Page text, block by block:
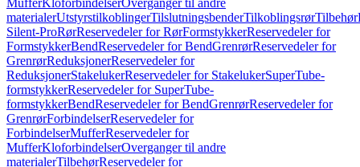
MufferKloforbindelserOverganger til andre
materialerUtstyrstilkoblingerTilslutningsbenderTilkoblingsrørTilbehør
Silent-ProRørReservedeler for RørFormstykkerReservedeler for
FormstykkerBendReservedeler for BendGrenrørReservedeler for
GrenrørReduksjonerReservedeler for
ReduksjonerStakelukerReservedeler for StakelukerSuperTube-
formstykkerReservedeler for SuperTube-
formstykkerBendReservedeler for BendGrenrørReservedeler for
GrenrørForbindelserReservedeler for
ForbindelserMufferReservedeler for
MufferKloforbindelserOverganger til andre
materialerTilbehørReservedeler for